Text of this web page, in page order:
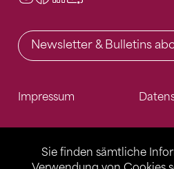
Sie finden sämtliche
Newsletter & Bulletins
Impressum